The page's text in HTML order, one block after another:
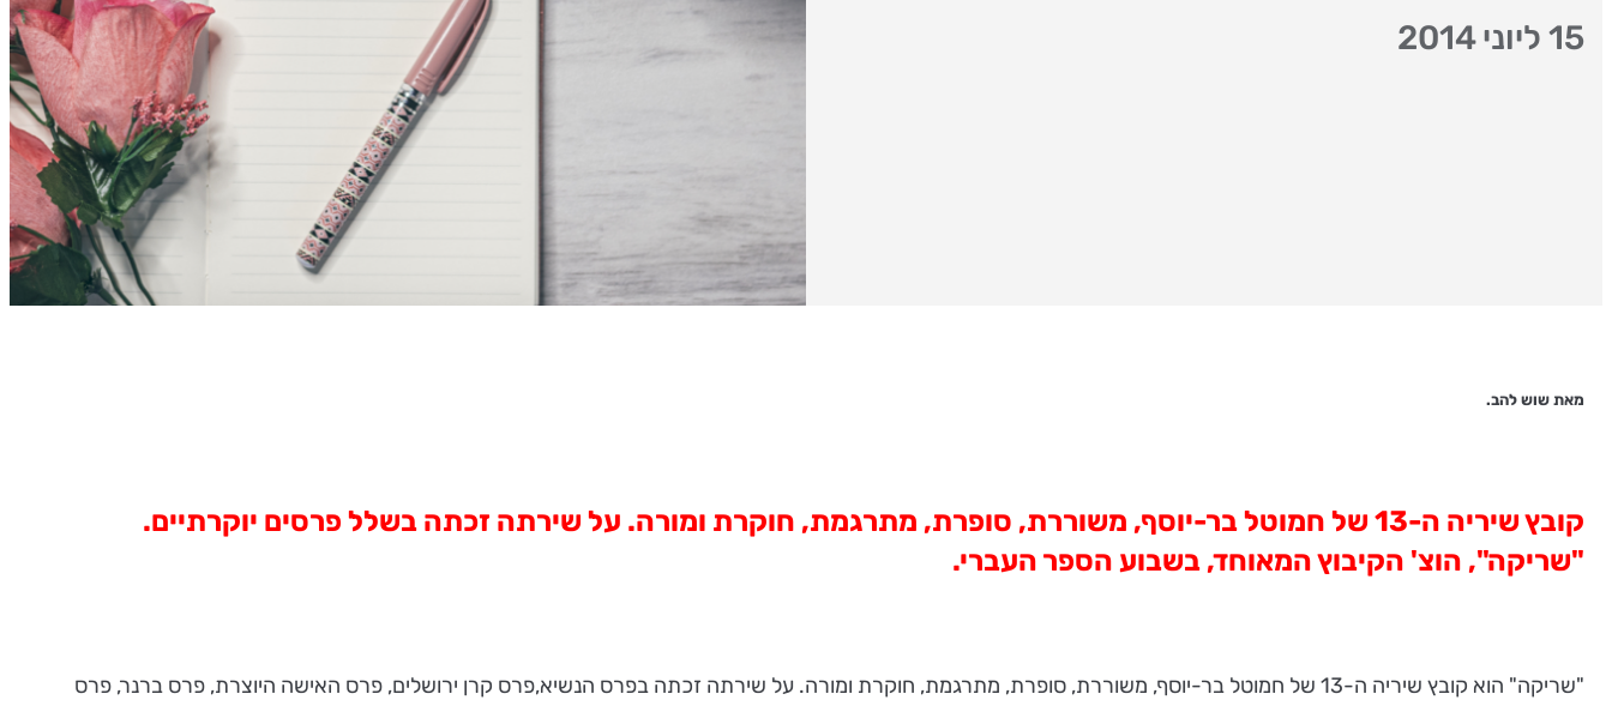
15 ליוני 2014
מאת שוש להב.
קובץ שיריה ה-13 של חמוטל בר-יוסף, משוררת, סופרת, מתרגמת, חוקרת ומורה. על שירתה זכתה בשלל פרסים יוקרתיים.
"שריקה", הוצ' הקיבוץ המאוחד, בשבוע הספר העברי.
"שריקה" הוא קובץ שיריה ה-13 של חמוטל בר-יוסף, משוררת, סופרת, מתרגמת, חוקרת ומורה. על שירתה זכתה בפרס הנשיא,פרס קרן ירושלים, פרס האישה היוצרת, פרס ברנר, פרס